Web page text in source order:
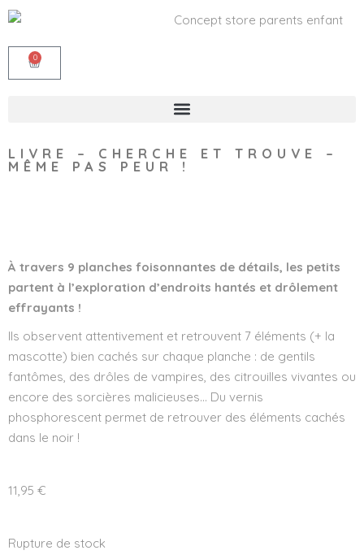
0
LIVRE – CHERCHE ET TROUVE –
MÊME PAS PEUR !
À travers 9 planches foisonnantes de détails, les petits
partent à l’exploration d’endroits hantés et drôlement
effrayants !
Ils observent attentivement et retrouvent 7 éléments (+ la
mascotte) bien cachés sur chaque planche : de gentils
fantômes, des drôles de vampires, des citrouilles vivantes ou
encore des sorcières malicieuses… Du vernis
phosphorescent permet de retrouver des éléments cachés
dans le noir !
11,95 €
Rupture de stock